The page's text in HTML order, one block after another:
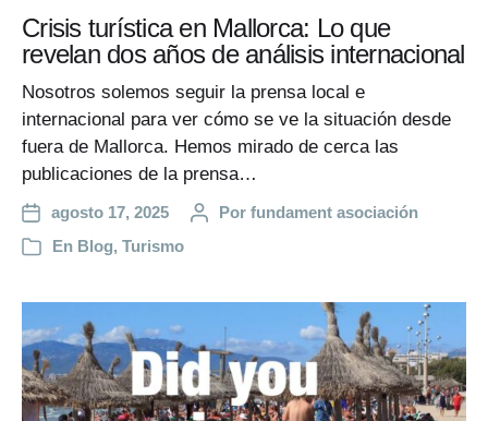
Crisis turística en Mallorca: Lo que
revelan dos años de análisis internacional
Nosotros solemos seguir la prensa local e
internacional para ver cómo se ve la situación desde
fuera de Mallorca. Hemos mirado de cerca las
publicaciones de la prensa…
agosto 17, 2025 Por fundament asociación
En Blog, Turismo